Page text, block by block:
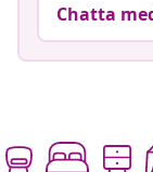
Chatta